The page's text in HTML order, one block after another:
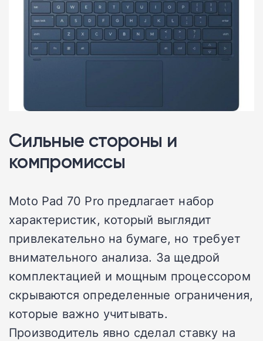
Сильные стороны и
компромиссы
Moto Pad 70 Pro предлагает набор
характеристик, который выглядит
привлекательно на бумаге, но требует
внимательного анализа. За щедрой
комплектацией и мощным процессором
скрываются определенные ограничения,
которые важно учитывать.
Производитель явно сделал ставку на